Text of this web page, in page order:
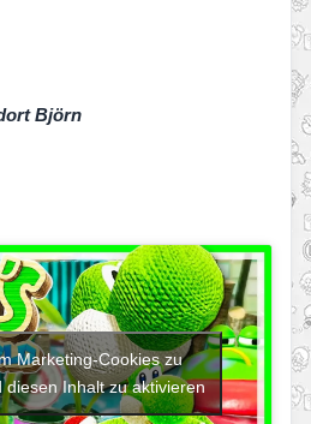
Björn
Marketing-Cookies zu
diesen Inhalt zu aktivieren